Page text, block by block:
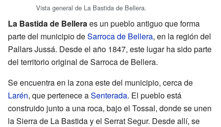
Vista general de La Bastida de Bellera.
La Bastida de Belleraes un pueblo antiguo que forma
parte del municipio deSarroca de Bellera, en la región del
Pallars Jussá. Desde el año 1847, este lugar ha sido parte
del territorio original de Sarroca de Bellera.
Se encuentra en la zona este del municipio, cerca de
Larén, que pertenece aSenterada. El pueblo está
construido junto a una roca, bajo el Tossal, donde se unen
la Sierra de La Bastida y el Serrat Segur. Desde allí, se